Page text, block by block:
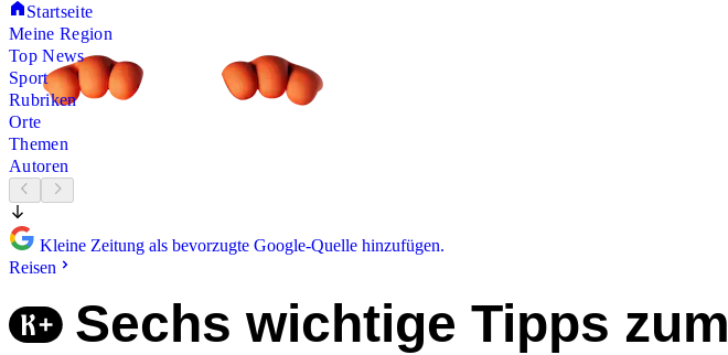
Startseite
Meine Region
Top News
Sport
Rubriken
Orte
Themen
Autoren
Kleine Zeitung als bevorzugte Google-Quelle hinzufügen.
Reisen
Sechs wichtige Tipps